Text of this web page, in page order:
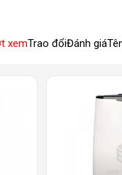
xemTrao đổiĐánh giá